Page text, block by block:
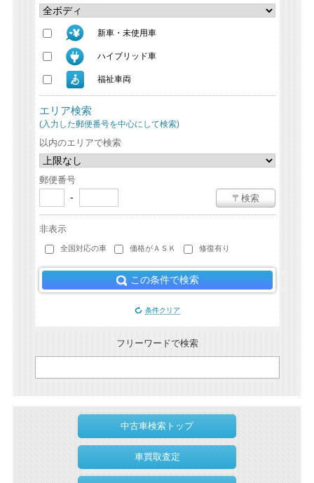
新車・未使用車
ハイブリッド車
福祉車両
エリア検索
(入力した郵便番号を中心にして検索)
以内のエリアで検索
郵便番号
- 〒検索
非表示
全国対応の車 価格がＡＳＫ 修復有り
この条件で検索
条件クリア
フリーワードで検索
中古車検索トップ
車買取査定